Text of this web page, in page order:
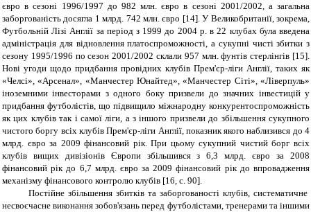
євро в сезоні 1996/1997 до 982 млн. євро в сезоні 2001/2002, а загальна
заборгованість досягла 1 млрд. 742 млн. євро [14]. У Великобританії, зокрема,
Футбольній Лізі Англії за період з 1999 до 2004 р. в 22 клубах була введена
адміністрація для відновлення платоспроможності, а сукупні чисті збитки з
сезону 1995/1996 по сезон 2001/2002 склали 957 млн. фунтів стерлінгів [15].
Нові угоди щодо придбання провідних клубів Прем'єр-ліги Англії, таких як
«Челсі», «Арсенал», «Манчестер Юнайтед», «Манчестер Сіті», «Ліверпуль»
іноземними інвесторами з одного боку призвели до значних інвестицій у
придбання футболістів, що підвищило міжнародну конкурентоспроможність
як цих клубів так і самої ліги, а з іншого призвели до збільшення сукупного
чистого боргу всіх клубів Прем'єр-ліги Англії, показник якого наблизився до 4
млрд. євро за 2009 фінансовий рік. При цьому сукупний чистий борг всіх
клубів вищих дивізіонів Європи збільшився з 6,3 млрд. євро за 2008
фінансовий рік до 6,7 млрд. євро за 2009 фінансовий рік до впровадження
механізму фінансового контролю клубів [16, с. 90].
Постійне збільшення збитків та заборгованості клубів, систематичне
несвоєчасне виконання зобов'язань перед футболістами, тренерами та іншими